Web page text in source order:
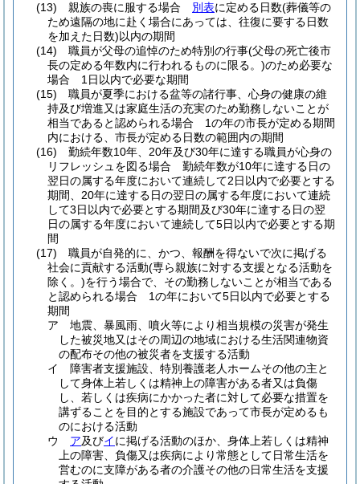
(13)
親族の喪に服する場合 別表に定める日数(葬儀等の
ため遠隔の地に赴く場合にあっては、往復に要する日数
を加えた日数)以内の期間
(14)
職員が父母の追悼のため特別の行事(父母の死亡後市
長の定める年数内に行われるものに限る。)のため必要な
場合 1日以内で必要な期間
(15)
職員が夏季における盆等の諸行事、心身の健康の維
持及び増進又は家庭生活の充実のため勤務しないことが
相当であると認められる場合 1の年の市長が定める期間
内における、市長が定める日数の範囲内の期間
(16)
勤続年数10年、20年及び30年に達する職員が心身の
リフレッシュを図る場合 勤続年数が10年に達する日の
翌日の属する年度において連続して2日以内で必要とする
期間、20年に達する日の翌日の属する年度において連続
して3日以内で必要とする期間及び30年に達する日の翌
日の属する年度において連続して5日以内で必要とする期
間
(17)
職員が自発的に、かつ、報酬を得ないで次に掲げる
社会に貢献する活動(専ら親族に対する支援となる活動を
除く。)を行う場合で、その勤務しないことが相当である
と認められる場合 1の年において5日以内で必要とする
期間
ア
地震、暴風雨、噴火等により相当規模の災害が発生
した被災地又はその周辺の地域における生活関連物資
の配布その他の被災者を支援する活動
イ
障害者支援施設、特別養護老人ホームその他の主と
して身体上若しくは精神上の障害がある者又は負傷
し、若しくは疾病にかかった者に対して必要な措置を
講ずることを目的とする施設であって市長が定めるも
のにおける活動
ウ
ア及びイに掲げる活動のほか、身体上若しくは精神
上の障害、負傷又は疾病により常態として日常生活を
営むのに支障がある者の介護その他の日常生活を支援